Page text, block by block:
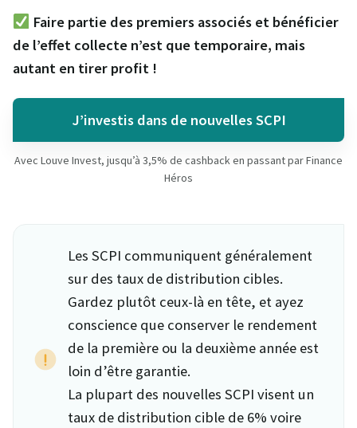
Faire partie des premiers associés et bénéficier
de l’effet collecte n’est que temporaire, mais
autant en tirer profit !
J’investis dans de nouvelles SCPI
Avec Louve Invest, jusqu’à 3,5% de cashback en passant par Finance
Héros
Les SCPI communiquent généralement
sur des taux de distribution cibles.
Gardez plutôt ceux-là en tête, et ayez
conscience que conserver le rendement
de la première ou la deuxième année est
loin d’être garantie.
La plupart des nouvelles SCPI visent un
taux de distribution cible de 6% voire